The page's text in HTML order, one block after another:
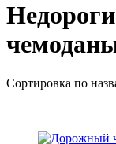
Сортировка по